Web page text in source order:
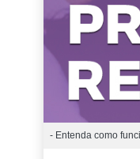
- Entenda como